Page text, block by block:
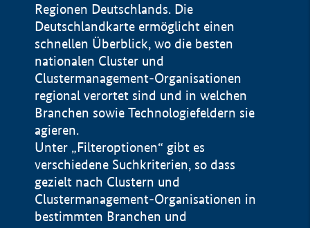
Regionen Deutschlands. Die
Deutschlandkarte ermöglicht einen
schnellen Überblick, wo die besten
nationalen Cluster und
Clustermanagement-Organisationen
regional verortet sind und in welchen
Branchen sowie Technologiefeldern sie
agieren.
Unter „Filteroptionen“ gibt es
verschiedene Suchkriterien, so dass
gezielt nach Clustern und
Clustermanagement-Organisationen in
bestimmten Branchen und
Impressum
Datenschutzerklärung
BMWE, 2026 ©
100 km © Geobasis-DE / BKG 2015